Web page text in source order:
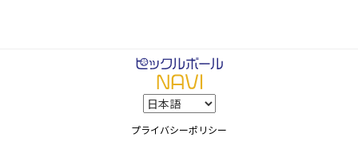
プライバシーポリシー